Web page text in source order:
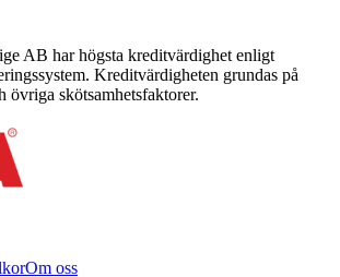
AB har högsta kreditvärdighet enligt
Kreditvärdigheten grundas på
övriga skötsamhetsfaktorer.
Om oss